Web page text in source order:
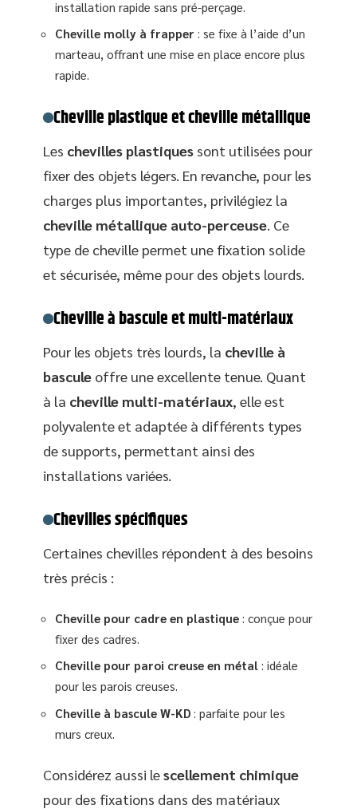
installation rapide sans pré-perçage.
Cheville molly à frapper : se fixe à l’aide d’un
marteau, offrant une mise en place encore plus
rapide.
Cheville plastique et cheville métallique
Les chevilles plastiques sont utilisées pour
fixer des objets légers. En revanche, pour les
charges plus importantes, privilégiez la
cheville métallique auto-perceuse. Ce
type de cheville permet une fixation solide
et sécurisée, même pour des objets lourds.
Cheville à bascule et multi-matériaux
Pour les objets très lourds, la cheville à
bascule offre une excellente tenue. Quant
à la cheville multi-matériaux, elle est
polyvalente et adaptée à différents types
de supports, permettant ainsi des
installations variées.
Chevilles spécifiques
Certaines chevilles répondent à des besoins
très précis :
Cheville pour cadre en plastique : conçue pour
fixer des cadres.
Cheville pour paroi creuse en métal : idéale
pour les parois creuses.
Cheville à bascule W-KD : parfaite pour les
murs creux.
Considérez aussi lescellement chimique
pour des fixations dans des matériaux